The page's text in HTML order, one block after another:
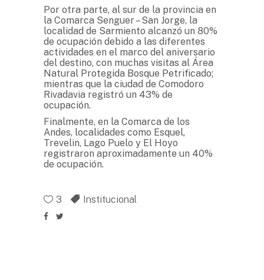
Por otra parte, al sur de la provincia en
la Comarca Senguer – San Jorge, la
localidad de Sarmiento alcanzó un 80%
de ocupación debido a las diferentes
actividades en el marco del aniversario
del destino, con muchas visitas al Área
Natural Protegida Bosque Petrificado;
mientras que la ciudad de Comodoro
Rivadavia registró un 43% de
ocupación.
Finalmente, en la Comarca de los
Andes, localidades como Esquel,
Trevelin, Lago Puelo y El Hoyo
registraron aproximadamente un 40%
de ocupación.
3 Institucional